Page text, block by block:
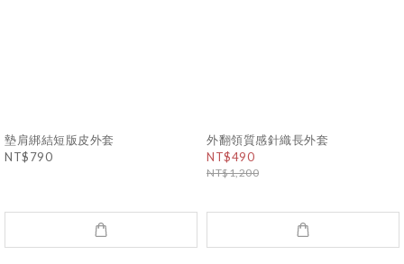
墊肩綁結短版皮外套
NT$790
外翻領質感針織長外套
NT$490
NT$1,200